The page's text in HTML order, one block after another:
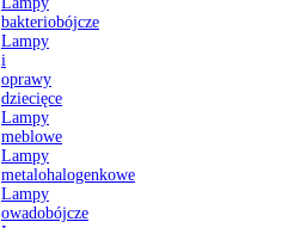
bakteriobójcze
Lampy
i
oprawy
dziecięce
Lampy
meblowe
Lampy
metalohalogenkowe
Lampy
owadobójcze